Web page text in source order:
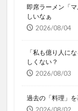
即席ラーメン「
しいなぁ
2026/08/04
「私も億り人に
しくない？
2026/08/03
過去の「料理」